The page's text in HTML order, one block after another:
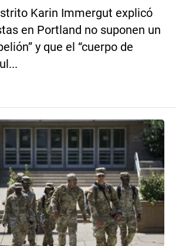
Karin Immergut explicó
en Portland no suponen un
y que el “cuerpo de